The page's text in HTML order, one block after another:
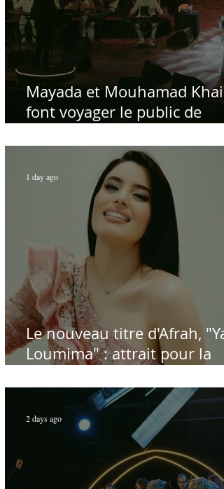
Mayada et Mouhamad
font voyager le public de
chant et de la musique
d'antan
Le nouveau titre d'Afrah, "Ya
Loumima" : attrait pour la
Rabah Driassa
1 day ago
2 days ago